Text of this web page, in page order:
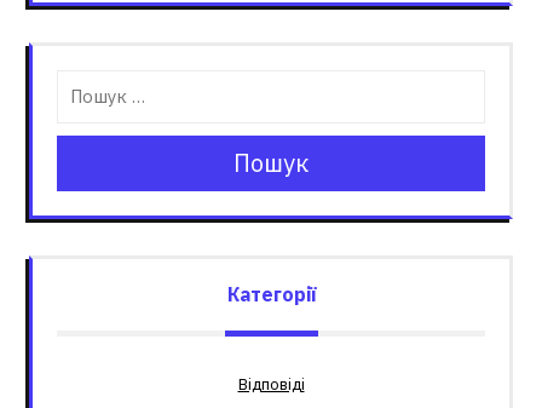
Пошук
Категорії
Відповіді